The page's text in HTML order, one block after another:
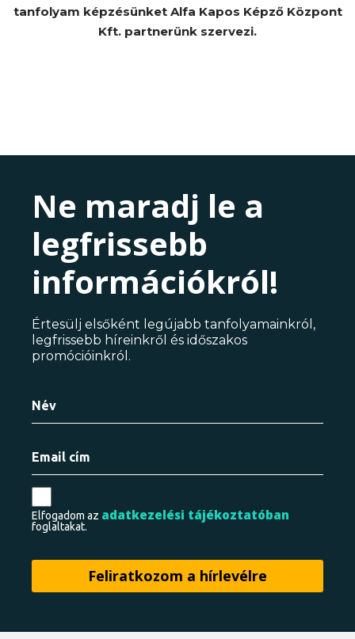
tanfolyam képzésünket Alfa Kapos Képző Központ
Kft. partnerünk szervezi.
Ne maradj le a
legfrissebb
információkról!
Értesülj elsőként legújabb tanfolyamainkról,
legfrissebb híreinkről és időszakos
promócióinkról.
Elfogadom az adatkezelési tájékoztatóban
foglaltakat.